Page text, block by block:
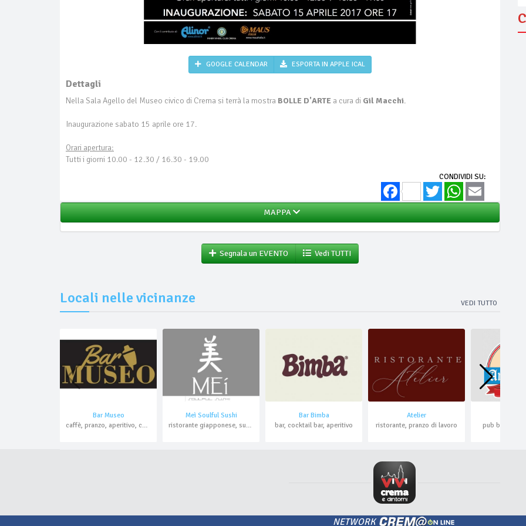
GOOGLE CALENDAR ESPORTA IN APPLE ICAL
Dettagli
Nella Sala Agello del Museo civico di Crema si terrà la mostra BOLLE D'ARTE a cura di Gil Macchi.
Inaugurazione sabato 15 aprile ore 17.
Orari apertura:
Tutti i giorni 10.00 - 12.30 / 16.30 - 19.00
CONDIVIDI SU:
FacebookTwitter WhatsApp
MAPPA
Segnala un EVENTO Vedi TUTTI
Locali nelle vicinanze VEDI TUTTO
Bar Museo
caffè, pranzo, aperitivo, cocktail bar
Meì Soulful Sushi
ristorante giapponese, sushi bar, aperitivo, cocktail bar, asporto, domicilio
Bar Bimba
bar, cocktail bar, aperitivo
Atelier
ristorante, pranzo di lavoro
pub bavarese,
NETWORK